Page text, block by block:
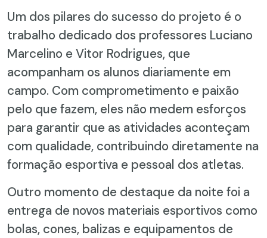
Um dos pilares do sucesso do projeto é o
trabalho dedicado dos professores Luciano
Marcelino e Vitor Rodrigues, que
acompanham os alunos diariamente em
campo. Com comprometimento e paixão
pelo que fazem, eles não medem esforços
para garantir que as atividades aconteçam
com qualidade, contribuindo diretamente na
formação esportiva e pessoal dos atletas.
Outro momento de destaque da noite foi a
entrega de novos materiais esportivos como
bolas, cones, balizas e equipamentos de